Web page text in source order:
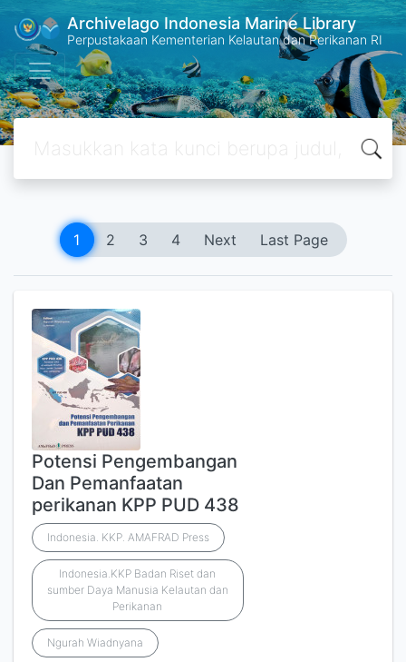
Archivelago Indonesia Marine Library
Perpustakaan Kementerian Kelautan dan Perikanan RI
1 2 3 4 Next Last Page
Potensi Pengembangan
Dan Pemanfaatan
perikanan KPP PUD 438
Indonesia. KKP. AMAFRAD Press
Indonesia.KKP Badan Riset dan
sumber Daya Manusia Kelautan dan
Perikanan
Ngurah Wiadnyana